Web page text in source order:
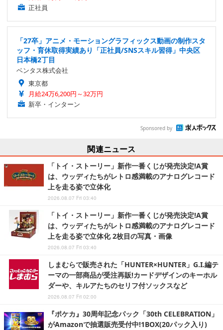
正社員
「27卒」アニメ・モーショングラフィックス動画の制作スタ
ッフ・育休取得実績あり「正社員/SNSスキル習得」中央区
日本橋2丁目
ベンタス株式会社
東京都
月給24万6,200円～32万円
新卒・インターン
Sponsored by
関連ニュース
「トイ・ストーリー」新作一番くじが発売決定!A賞
は、ウッディたちがレトロ感満載のアナログレコード
上を走る姿で立体化
2026.08.07 Fri 03:40
「トイ・ストーリー」新作一番くじが発売決定!A賞
は、ウッディたちがレトロ感満載のアナログレコード
上を走る姿で立体化 2枚目の写真・画像
2026.08.07 Fri 03:40
しまむらで販売された「HUNTER×HUNTER」G.I.編テ
ーマの一部商品が受注再販!カードデザインのキーホル
ダーや、キルアたちのセリフ付ソックスなど
2026.08.07 Fri 02:00
『ポケカ』30周年記念パック「30th CELEBRATION」
がAmazonで抽選販売受付中!1BOX(20パック入り)